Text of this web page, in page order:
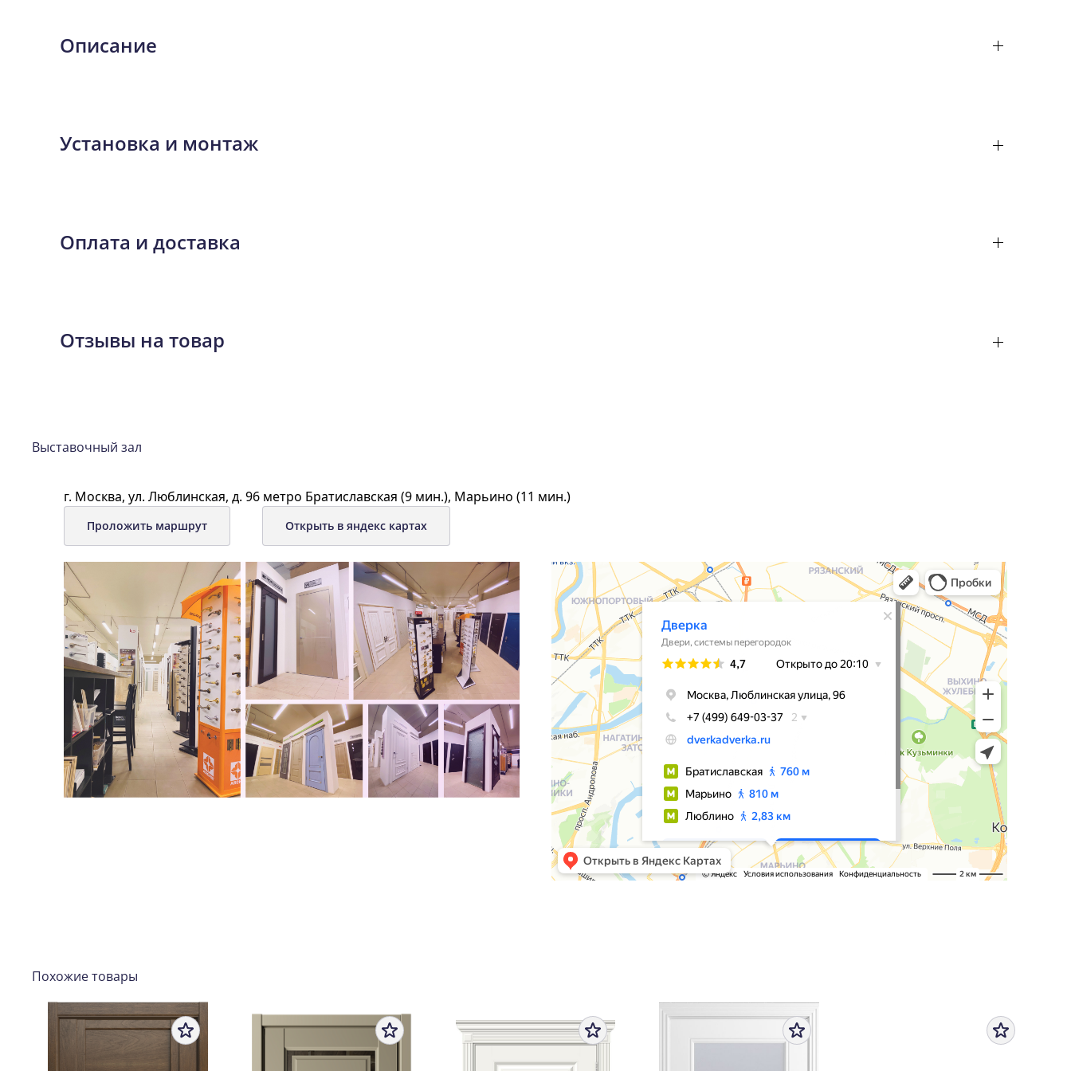
Описание
Установка и монтаж
Оплата и доставка
Отзывы на товар
Выставочный зал
г. Москва, ул. Люблинская, д. 96 метро Братиславская (9 мин.), Марьино (11 мин.)
Проложить маршрут Открыть в яндекс картах
Похожие товары